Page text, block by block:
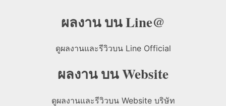
ผลงาน บน Line@
ดูผลงานและรีวิวบน Line Official
ผลงาน บน Website
ดูผลงานและรีวิวบน Website บริษัท